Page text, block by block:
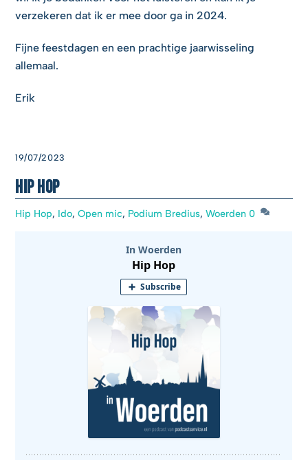
verzekeren dat ik er mee door ga in 2024.
Fijne feestdagen en een prachtige jaarwisseling
allemaal.
Erik
19/07/2023
Hip Hop
Hip Hop, Ido,Open mic, Podium Bredius,Woerden 0